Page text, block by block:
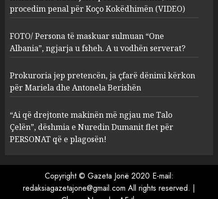
3
FOTO/ Persona të maskuar
sulmuan “One Albania”,
ngjarja u fsheh. A u vodhën
serverat?
MARCH 25, 2025
4
Prokuroria jep pretencën, ja
çfarë dënimi kërkon për
Berishën
MARCH 25, 2025
“Ai që drejtonte makinën më
ngjau me Talo Çelën”,
dëshmia e Nuredin Dumanit
flet për PERSONAT që e
procedim penal për Koço Kokëdhimën (VIDEO)
FOTO/ Persona të maskuar sulmuan “One
Albania”, ngjarja u fsheh. A u vodhën serverat?
Prokuroria jep pretencën, ja çfarë dënimi kërkon
për Mariela dhe Antonela Berishën
“Ai që drejtonte makinën më ngjau me Talo
Çelën”, dëshmia e Nuredin Dumanit flet për
PERSONAT që e plagosën!
Copyright © Gazeta Jonë 2020 E-mail:
redaksiagazetajone@gmail.com All rights reserved. |